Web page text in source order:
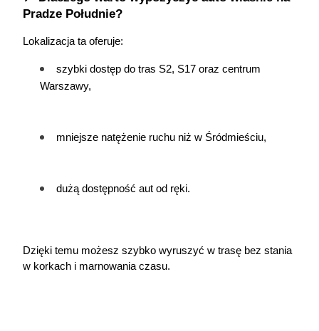
Pradze Południe?
Lokalizacja ta oferuje:
szybki dostęp do tras S2, S17 oraz centrum
Warszawy,
mniejsze natężenie ruchu niż w Śródmieściu,
dużą dostępność aut od ręki.
Dzięki temu możesz szybko wyruszyć w trasę bez stania
w korkach i marnowania czasu.